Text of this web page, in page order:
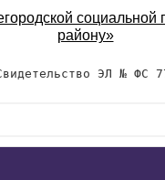
ЭЛ № ФС